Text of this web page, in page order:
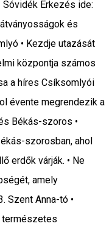
Sóvidék Érkezés ide:
és
• Kezdje utazását
központja számos
a híres Csíksomlyói
évente megrendezik a
Békás-szoros •
szorosban, ahol
erdők várják. • Ne
amely
Szent Anna-tó •
természetes